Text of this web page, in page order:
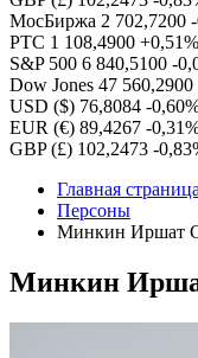
МосБиржа 2 702,7200
РТС 1 108,4900 +0,51%
S&P 500 6 840,5100 -
Dow Jones 47 560,2900
USD ($) 76,8084 -
EUR (€) 89,4267 -
GBP (£) 102,2473 -
Главная страница
Персоны
Минкин Иршат
Минкин